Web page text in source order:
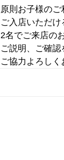
原則お子様のご
ご入店いただけ
2名でご来店の
ご説明、ご確認
ご協力よろしく